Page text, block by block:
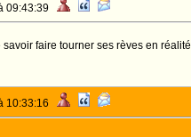
09:43:39
savoir faire tourner ses rèves en réalité
10:33:16